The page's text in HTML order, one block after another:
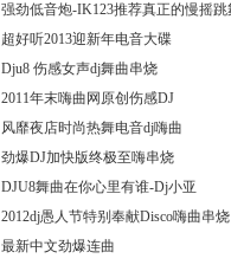
超好听2013迎新年电音大碟
Dju8 伤感女声dj舞曲串烧
2011年末嗨曲网原创伤感DJ
风靡夜店时尚热舞电音dj嗨曲
劲爆DJ加快版终极至嗨串烧
DJU8舞曲在你心里有谁-Dj小亚
2012dj愚人节特别奉献Disco嗨曲串烧
最新中文劲爆连曲